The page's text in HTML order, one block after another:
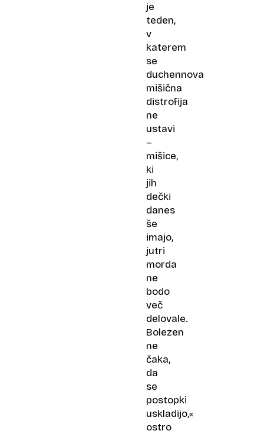
je
teden,
v
katerem
se
duchennova
mišična
distrofija
ne
ustavi
–
mišice,
ki
jih
dečki
danes
še
imajo,
jutri
morda
ne
bodo
več
delovale.
Bolezen
ne
čaka,
da
se
postopki
uskladijo,«
ostro